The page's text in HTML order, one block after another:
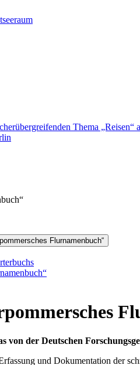
Thema „Reisen“
Flurnamenbuch“
von der Deutschen
und Dokumentation der